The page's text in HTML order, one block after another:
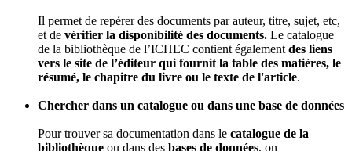
Il permet de repérer des documents par auteur, titre, sujet, etc,
et de vérifier la disponibilité des documents. Le catalogue
de la bibliothèque de l’ICHEC contient également des liens
vers le site de l’éditeur qui fournit la table des matières, le
résumé, le chapitre du livre ou le texte de l'article.
Chercher dans un catalogue ou dans une base de données
Pour trouver sa documentation dans le catalogue de la
bibliothèque ou dans des bases de données, on